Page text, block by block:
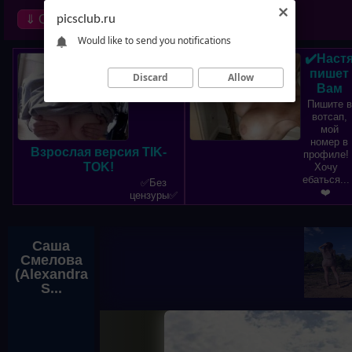
⇓ Обзор ∞ Random
Взрослая версия TIK-
TOK!
✅Без
цензуры✅
пишет
Вам
Пишите в
вотсап,
мой
номер в
профиле!
Хочу
ебаться...
❤️
Саша
Смелова
(Alexandra
S...
picsclub.ru
Would like to send you notifications
Discard Allow